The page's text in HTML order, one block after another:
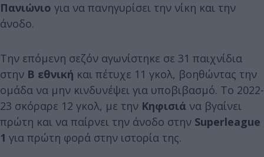
Πανιώνιο για να πανηγυρίσει την νίκη και την
άνοδο.
Την επόμενη σεζόν αγωνίστηκε σε 31 παιχνίδια
στην Β εθνική και πέτυχε 11 γκολ, βοηθώντας την
ομάδα να μην κινδυνέψει για υποβιβασμό. Το 2022-
23 σκόραρε 12 γκολ, με την Κηφισιά να βγαίνει
πρώτη και να παίρνει την άνοδο στην Superleague
1 για πρώτη φορά στην ιστορία της.